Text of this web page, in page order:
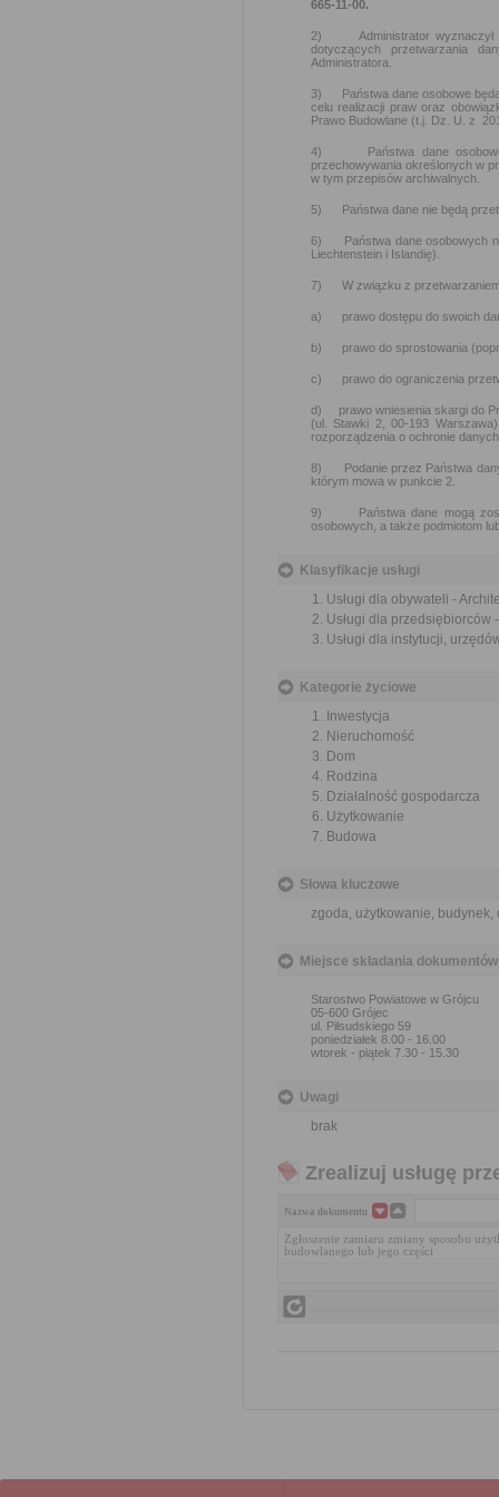
665-11-00.
2) Administrator wyznaczył
dotyczących przetwarzania
Administratora.
3) Państwa dane osobowe będą
celu realizacji praw oraz
Prawo Budowlane (t.j. Dz. U. z
4) Państwa dane osobowe
przechowywania określonych w
w tym przepisów archiwalnych.
5) Państwa dane nie będą
6) Państwa dane osobowych
Liechtenstein i Islandię).
7) W związku z przetwarzaniem
a) prawo dostępu do swoich
b) prawo do sprostowania
c) prawo do ograniczenia
d) prawo wniesienia skargi do
(ul. Stawki 2, 00-193
rozporządzenia o ochronie
8) Podanie przez Państwa
którym mowa w punkcie 2.
9) Państwa dane mogą zostać
osobowych, a także podmiotom
Klasyfikacje usługi
Usługi dla obywateli -
Usługi dla
Usługi dla instytucji,
Kategorie życiowe
Inwestycja
Nieruchomość
Dom
Rodzina
Działalność gospodarcza
Użytkowanie
Budowa
Słowa kluczowe
zgoda, użytkowanie, budynek,
Miejsce składania dokumentów
Starostwo Powiatowe w Grójcu
05-600 Grójec
ul. Piłsudskiego 59
poniedziałek 8.00 - 16.00
wtorek - piątek 7.30 - 15.30
Uwagi
brak
Zrealizuj usługę
Nazwa dokumentu
Zgłoszenie zamiaru zmiany sposobu
budowlanego lub jego części